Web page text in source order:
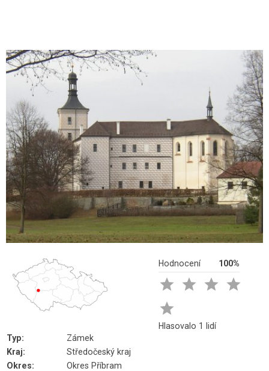
Hodnocení 100%
   

Hlasovalo 1 lidí
Typ:
Zámek
Kraj:
Středočeský kraj
Okres:
Okres Příbram